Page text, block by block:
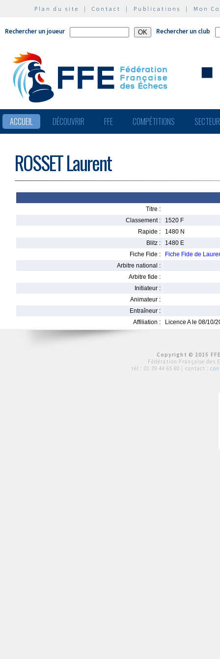
Plan du site | Contact | Publications | Mon
Rechercher un joueur Rechercher un club
ACCUEIL DÉCOUVRIR FFE COMPÉTITIONS
ROSSET Laurent
Titre :
Classement :
1520 F
Rapide :
1480 N
Blitz :
1480 E
Fiche Fide :
Fiche Fide de
Arbitre national :
Arbitre fide :
Initiateur :
Animateur :
Entraîneur :
Affiliation :
Licence A le 08/10/
Copyright © 2015
Fédération Française des
tél : 01 39 44 65 80 | contact :